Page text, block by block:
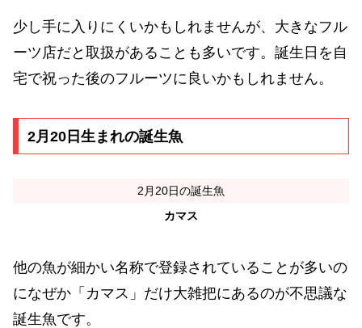
少し手に入りにくいかもしれませんが、大きなフル
ーツ店だと取扱があることも多いです。誕生日を自
宅で祝った後のフルーツに良いかもしれません。
2月20日生まれの誕生魚
2月20日の誕生魚
カマス
他の魚が細かい名称で登録されていることが多いの
になぜか「カマス」だけ大雑把にあるのが不思議な
誕生魚です。